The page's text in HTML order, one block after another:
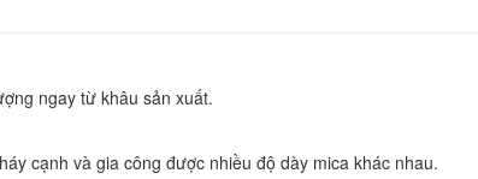
ngay từ khâu sản xuất.
cạnh và gia công được nhiều độ dày mica khác nhau.